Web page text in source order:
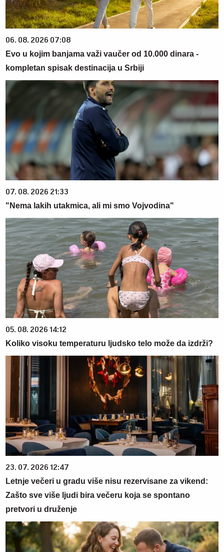
06. 08. 2026 07:08
Evo u kojim banjama važi vaučer od 10.000 dinara -
kompletan spisak destinacija u Srbiji
07. 08. 2026 21:33
"Nema lakih utakmica, ali mi smo Vojvodina"
05. 08. 2026 14:12
Koliko visoku temperaturu ljudsko telo može da izdrži?
23. 07. 2026 12:47
Letnje večeri u gradu više nisu rezervisane za vikend:
Zašto sve više ljudi bira večeru koja se spontano
pretvori u druženje